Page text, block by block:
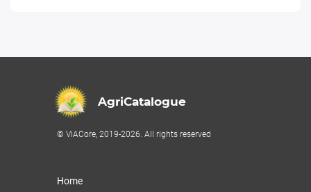
AgriCatalogue
© ViACore, 2019-2026. All rights reserved
Home